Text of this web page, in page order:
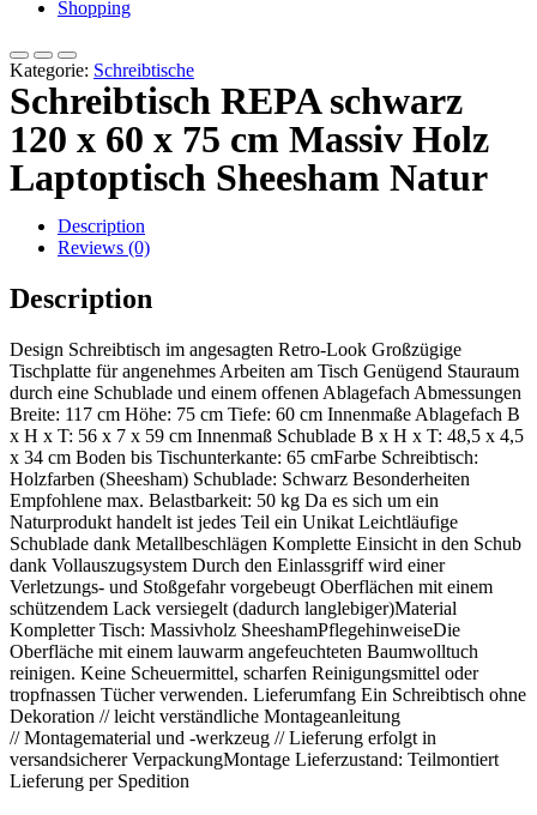
Shopping
Kategorie: Schreibtische
Schreibtisch REPA schwarz
120 x 60 x 75 cm Massiv Holz
Laptoptisch Sheesham Natur
Description
Reviews (0)
Description
Design Schreibtisch im angesagten Retro-Look Großzügige
Tischplatte für angenehmes Arbeiten am Tisch Genügend Stauraum
durch eine Schublade und einem offenen Ablagefach Abmessungen
Breite: 117 cm Höhe: 75 cm Tiefe: 60 cm Innenmaße Ablagefach B
x H x T: 56 x 7 x 59 cm Innenmaß Schublade B x H x T: 48,5 x 4,5
x 34 cm Boden bis Tischunterkante: 65 cmFarbe Schreibtisch:
Holzfarben (Sheesham) Schublade: Schwarz Besonderheiten
Empfohlene max. Belastbarkeit: 50 kg Da es sich um ein
Naturprodukt handelt ist jedes Teil ein Unikat Leichtläufige
Schublade dank Metallbeschlägen Komplette Einsicht in den Schub
dank Vollauszugsystem Durch den Einlassgriff wird einer
Verletzungs- und Stoßgefahr vorgebeugt Oberflächen mit einem
schützendem Lack versiegelt (dadurch langlebiger)Material
Kompletter Tisch: Massivholz SheeshamPflegehinweiseDie
Oberfläche mit einem lauwarm angefeuchteten Baumwolltuch
reinigen. Keine Scheuermittel, scharfen Reinigungsmittel oder
tropfnassen Tücher verwenden. Lieferumfang Ein Schreibtisch ohne
Dekoration // leicht verständliche Montageanleitung
// Montagematerial und -werkzeug // Lieferung erfolgt in
versandsicherer VerpackungMontage Lieferzustand: Teilmontiert
Lieferung per Spedition